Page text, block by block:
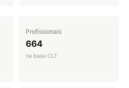
Profissionais
664
na base CLT